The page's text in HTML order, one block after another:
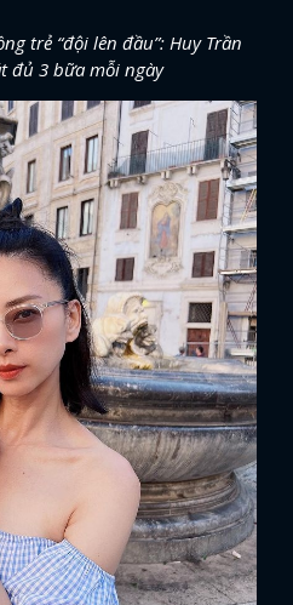
trẻ “đội lên đầu”: Huy Trần
đủ 3 bữa mỗi ngày